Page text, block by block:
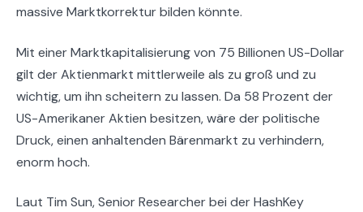
massive Marktkorrektur bilden könnte.
Mit einer Marktkapitalisierung von 75 Billionen US-Dollar
gilt der Aktienmarkt mittlerweile als zu groß und zu
wichtig, um ihn scheitern zu lassen. Da 58 Prozent der
US-Amerikaner Aktien besitzen, wäre der politische
Druck, einen anhaltenden Bärenmarkt zu verhindern,
enorm hoch.
Laut Tim Sun, Senior Researcher bei der HashKey